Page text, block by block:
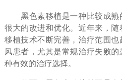
黑色素移植是一种比较成熟
很大的改进和优化。近年来，
移植技术不断完善，治疗范围
风患者，尤其是常规治疗失败
种有效的治疗选择。